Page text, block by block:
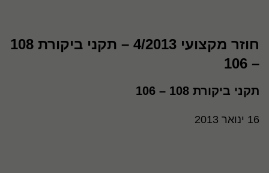
חו
זר מקצועי 4/2013 – תקני ביקורת 108
– 106
תקני ביקורת 108 – 106
16 ינואר 2013